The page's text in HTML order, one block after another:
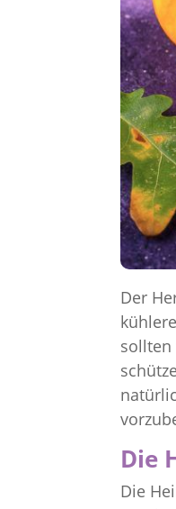
Der
sollten
Die
Die